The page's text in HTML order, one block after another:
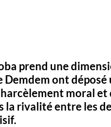
prend une
Demdem ont
moral
la rivalité entre les